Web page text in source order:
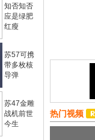
知否知否
应是绿肥
红瘦
苏57可携
带多枚核
导弹
苏47金雕
战机前世
今生
热门视频